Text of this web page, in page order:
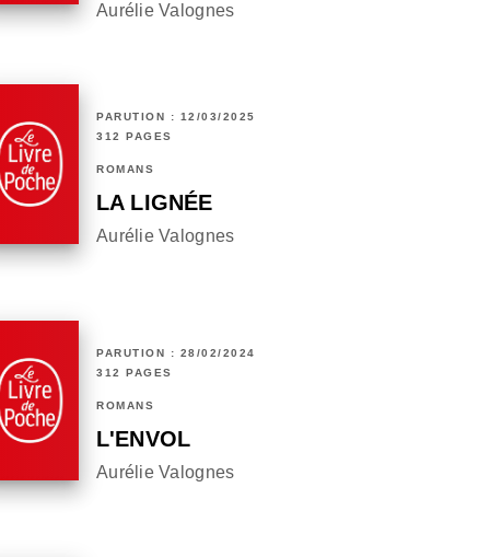
Aurélie Valognes
PARUTION : 12/03/2025
312 PAGES
ROMANS
LA LIGNÉE
Aurélie Valognes
PARUTION : 28/02/2024
312 PAGES
ROMANS
L'ENVOL
Aurélie Valognes